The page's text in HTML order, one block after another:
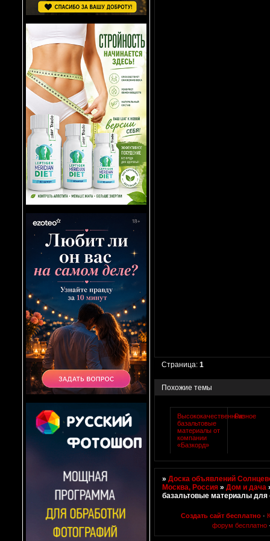
Страница:1
Похожие темы
Высококачественные
базальтовые
материалы от
компании
«Базкорд»
Разное
»Доска объявлений
Москва, Россия »Дом и дача
базальтовые материалы для
Создать сайт бесплатно ·
форум бесплатно